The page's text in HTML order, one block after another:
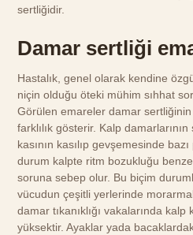
sertliğidir.
Damar sertliği
Hastalık, genel olarak kendine
niçin olduğu öteki mühim sıhhat
Görülen emareler damar
farklılık gösterir. Kalp
kasının kasılıp gevşemesinde
durum kalpte ritm bozukluğu
soruna sebep olur. Bu biçim
vücudun çeşitli yerlerinde
damar tıkanıklığı vakalarında
yüksektir. Ayaklar yada